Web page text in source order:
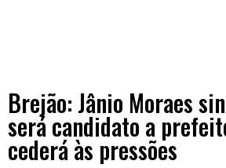
Brejão: Jânio Moraes
será candidato a
cederá às pressões